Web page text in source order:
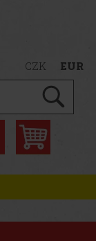
CZK EUR